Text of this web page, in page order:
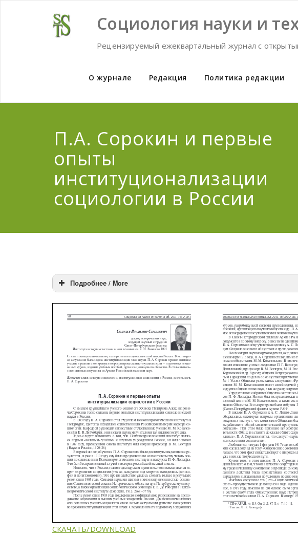
Социология науки и
Рецензируемый ежеквартальный журнал с
О журнале Редакция Политика редакции
П.А. Сорокин и первые
опыты
институционализации
социологии в России
Подробнее / More
СКАЧАТЬ/DOWNLOAD